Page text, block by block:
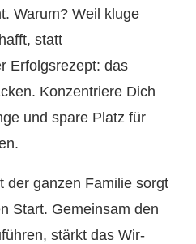
Warum? Weil kluge
statt
Erfolgsrezept: das
Konzentriere Dich
und spare Platz für
der ganzen Familie sorgt
Start. Gemeinsam den
stärkt das Wir-